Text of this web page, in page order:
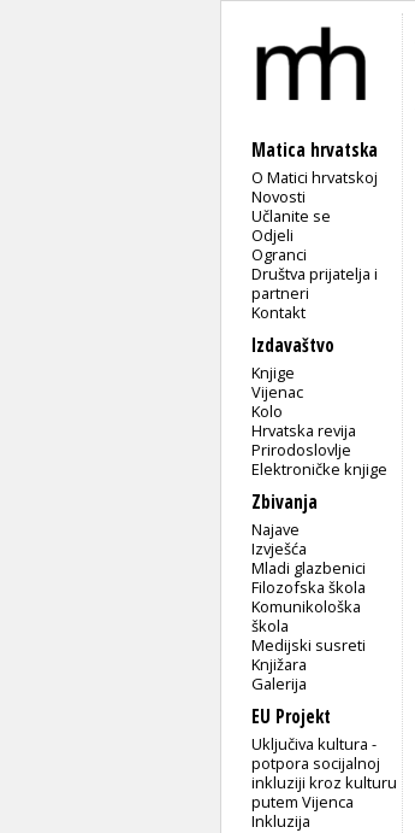
Matica hrvatska
O Matici hrvatskoj
Novosti
Učlanite se
Odjeli
Ogranci
Društva prijatelja i
partneri
Kontakt
Izdavaštvo
Knjige
Vijenac
Kolo
Hrvatska revija
Prirodoslovlje
Elektroničke knjige
Zbivanja
Najave
Izvješća
Mladi glazbenici
Filozofska škola
Komunikološka
škola
Medijski susreti
Knjižara
Galerija
EU Projekt
Uključiva kultura -
potpora socijalnoj
inkluziji kroz kulturu
putem Vijenca
Inkluzija